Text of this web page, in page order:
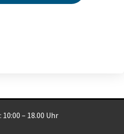
10:00 – 18.00 Uhr